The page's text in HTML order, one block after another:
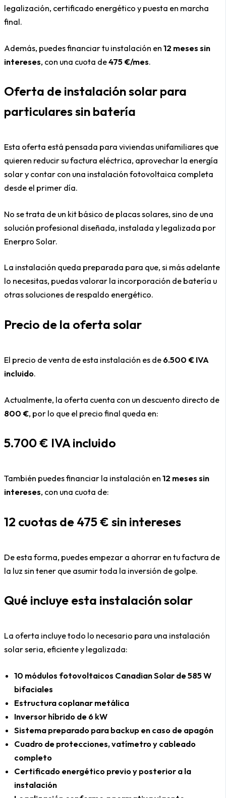
legalización, certificado energético y puesta en marcha
final.
Además, puedes financiar tu instalación en 12 meses sin
intereses, con una cuota de475 €/mes.
Oferta de instalación solar para
particulares sin batería
Esta oferta está pensada para viviendas unifamiliares que
quieren reducir su factura eléctrica, aprovechar la energía
solar y contar con una instalación fotovoltaica completa
desde el primer día.
No se trata de un kit básico de placas solares, sino de una
solución profesional diseñada, instalada y legalizada por
Enerpro Solar.
La instalación queda preparada para que, si más adelante
lo necesitas, puedas valorar la incorporación de batería u
otras soluciones de respaldo energético.
Precio de la oferta solar
El precio de venta de esta instalación es de 6.500 € IVA
incluido.
Actualmente, la oferta cuenta con un descuento directo de
800 €, por lo que el precio final queda en:
5.700 € IVA incluido
También puedes financiar la instalación en 12 meses sin
intereses, con una cuota de:
12 cuotas de 475 € sin intereses
De esta forma, puedes empezar a ahorrar en tu factura de
la luz sin tener que asumir toda la inversión de golpe.
Qué incluye esta instalación solar
La oferta incluye todo lo necesario para una instalación
solar seria, eficiente y legalizada:
10 módulos fotovoltaicos Canadian Solar de 585 W
bifaciales
Estructura coplanar metálica
Inversor híbrido de 6 kW
Sistema preparado para backup en caso de apagón
Cuadro de protecciones, vatímetro y cableado
completo
Certificado energético previo y posterior a la
instalación